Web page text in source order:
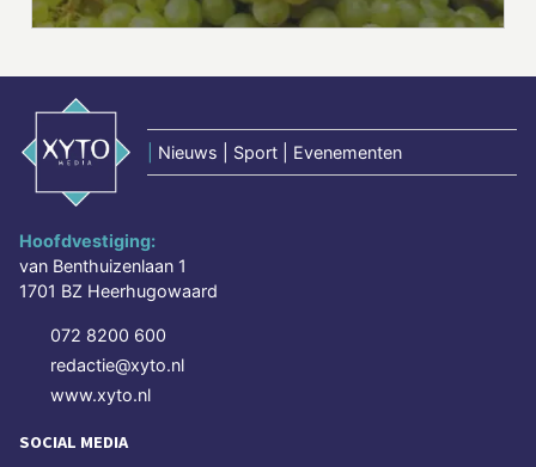
Nieuws | Sport | Evenementen
Hoofdvestiging:
van Benthuizenlaan 1
1701 BZ Heerhugowaard
072 8200 600
redactie@xyto.nl
www.xyto.nl
SOCIAL MEDIA